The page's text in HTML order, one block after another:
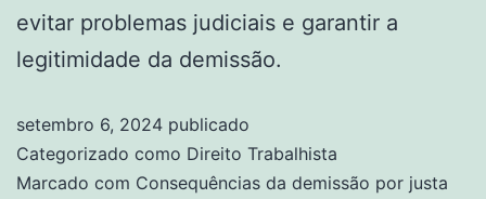
evitar problemas judiciais e garantir a
legitimidade da demissão.
setembro 6, 2024 publicado
Categorizado como Direito Trabalhista
Marcado com Consequências da demissão por justa